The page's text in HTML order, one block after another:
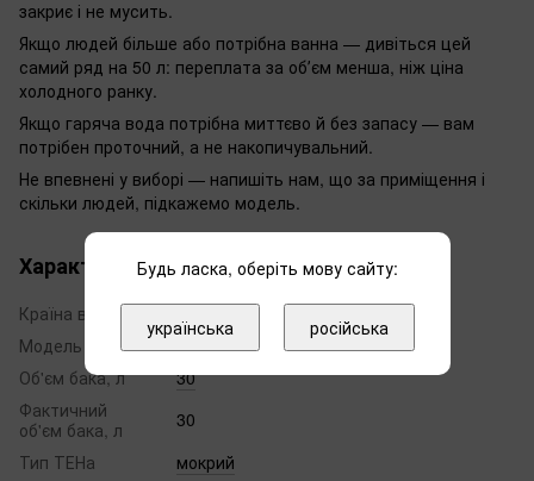
закриє і не мусить.
Якщо людей більше або потрібна ванна — дивіться цей
самий ряд на 50 л: переплата за обʼєм менша, ніж ціна
холодного ранку.
Якщо гаряча вода потрібна миттєво й без запасу — вам
потрібен проточний, а не накопичувальний.
Не впевнені у виборі — напишіть нам, що за приміщення і
скільки людей, підкажемо модель.
Характеристики
Країна виробник
Модель
O'ProP
Об'єм бака, л
30
Фактичний
об'єм бака, л
30
Тип ТЕНа
мокрий
Будь ласка, оберіть мову сайту:
українська російська